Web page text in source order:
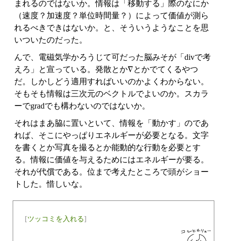
まれるのではないか。情報は「移動する」際のなにか
（速度？加速度？単位時間量？）によって価値が測ら
れるべきできはないか。と、そういうようなことを思
いついたのだった。
んで、電磁気学かろうじて可だった脳みそが「divで考
えろ」と宣っている。発散とか∇とかでてくるやつ
だ。しかしどう適用すればいいのかよくわからない。
そもそも情報は三次元のベクトルでよいのか。スカラ
ーでgradでも構わないのではないか。
それはまあ脇に置いといて、情報を「動かす」のであ
れば、そこにやっぱりエネルギーが必要となる。文字
を書くとか写真を撮るとか能動的な行動を必要とす
る。情報に価値を与えるためにはエネルギーが要る。
それが代償である。位まで考えたところで頭がショー
トした。惜しいな。
[ツッコミを入れる]